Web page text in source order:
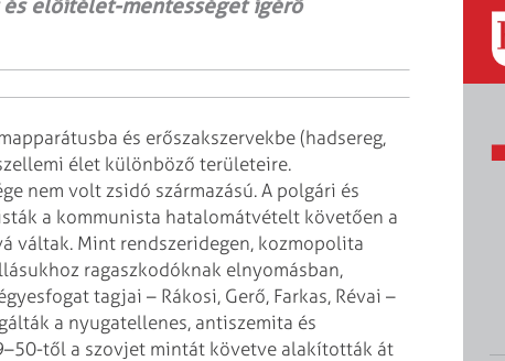
és előítélet-mentességet ígérő
és erőszakszervekbe (hadsereg,
élet különböző területeire.
nem volt zsidó származású. A polgári és
a kommunista hatalomátvételt követően a
váltak. Mint rendszeridegen, kozmopolita
ragaszkodóknak elnyomásban,
tagjai – Rákosi, Gerő, Farkas, Révai –
a nyugatellenes, antiszemita és
től a szovjet mintát követve alakították át